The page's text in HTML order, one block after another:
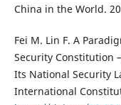
China in the World.
Fei M. Lin F. A
Security Constitution
Its National Security
International